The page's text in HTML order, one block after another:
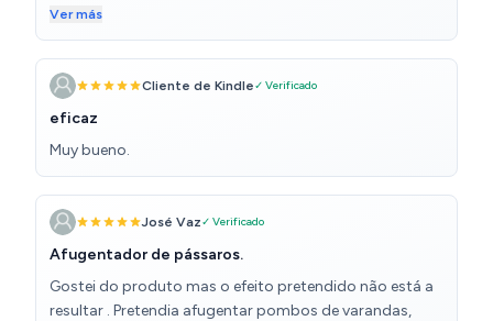
Nuestro jardín es un cuadrado de 100 m2.
Ver más
Cliente de Kindle✓ Verificado
eficaz
Muy bueno.
José Vaz✓ Verificado
Afugentador de pássaros.
Gostei do produto mas o efeito pretendido não está a
resultar . Pretendia afugentar pombos de varandas,